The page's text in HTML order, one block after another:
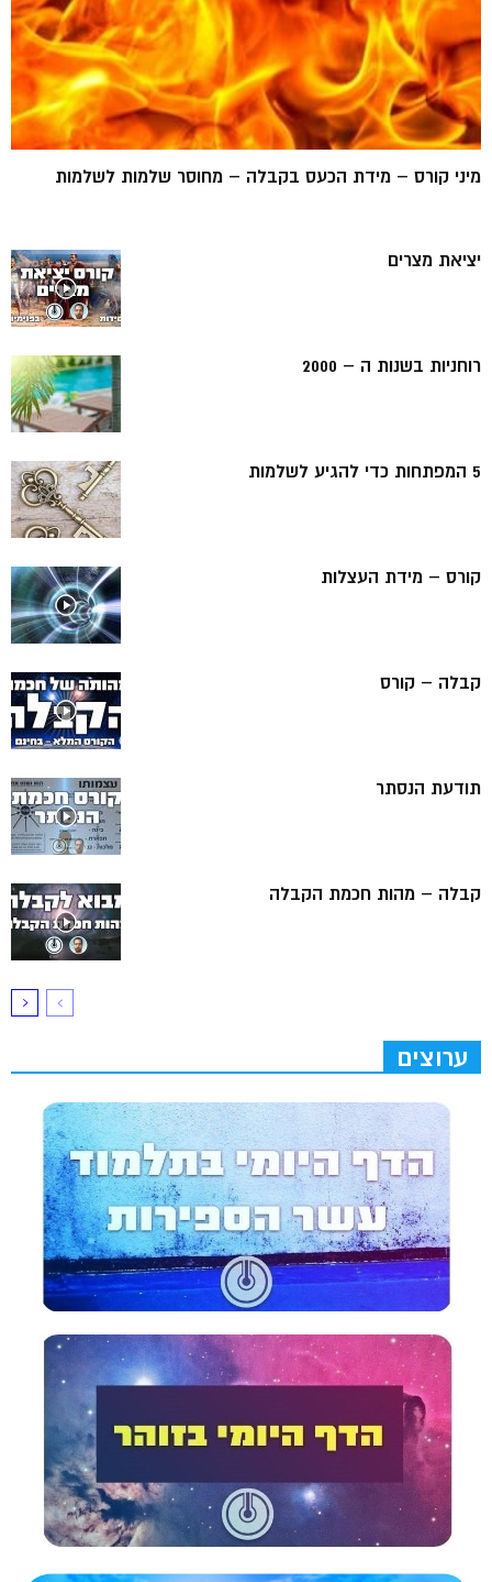
מיני קורס – מידת הכעס בקבלה – מחוסר שלמות לשלמות
יציאת מצרים
רוחניות בשנות ה – 2000
5 המפתחות כדי להגיע לשלמות
קורס – מידת העצלות
קבלה – קורס
תודעת הנסתר
קבלה – מהות חכמת הקבלה
ערוצים